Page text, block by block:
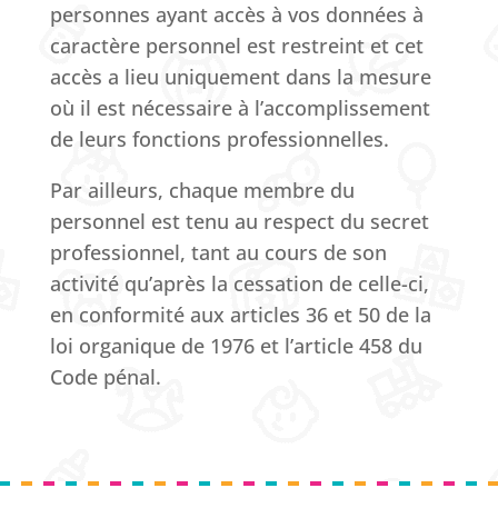
personnes ayant accès à vos données à
caractère personnel est restreint et cet
accès a lieu uniquement dans la mesure
où il est nécessaire à l’accomplissement
de leurs fonctions professionnelles.
Par ailleurs, chaque membre du
personnel est tenu au respect du secret
professionnel, tant au cours de son
activité qu’après la cessation de celle-ci,
en conformité aux articles 36 et 50 de la
loi organique de 1976 et l’article 458 du
Code pénal.